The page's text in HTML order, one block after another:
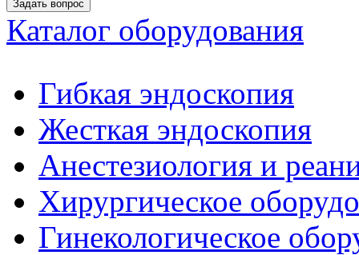
Задать вопрос
Каталог оборудования
Гибкая эндоскопия
Жесткая эндоскопия
Анестезиология и
Хирургическое
Гинекологическое